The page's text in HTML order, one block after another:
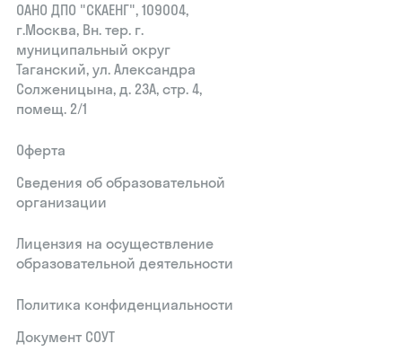
ОАНО ДПО "СКАЕНГ", 109004,
г.Москва, Вн. тер. г.
муниципальный округ
Таганский, ул. Александра
Солженицына, д. 23А, стр. 4,
помещ. 2/1
Оферта
Сведения об образовательной
организации
Лицензия на осуществление
образовательной деятельности
Политика конфиденциальности
Документ СОУТ